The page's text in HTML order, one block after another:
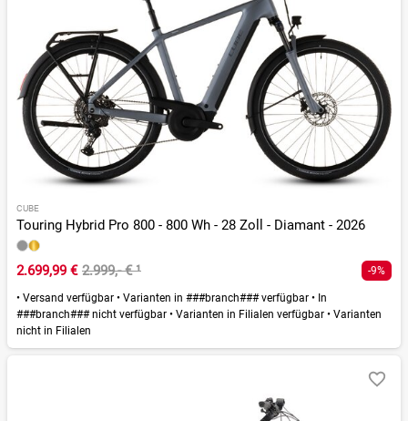
CUBE
Touring Hybrid Pro 800 - 800 Wh - 28 Zoll - Diamant - 2026
2.699,99 € 2.999,- €¹ -9%
• Versand verfügbar • Varianten in ###branch### verfügbar • In
###branch### nicht verfügbar • Varianten in Filialen verfügbar • Varianten
nicht in Filialen